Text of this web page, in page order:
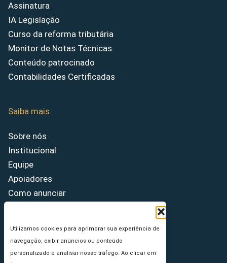
Utilizamos cookies para aprimorar sua experiência de
navegação, exibir anúncios ou conteúdo
personalizado e analisar nosso tráfego. Ao clicar em
Assinatura
IA Legislação
Curso da reforma tributária
Monitor de Notas Técnicas
Conteúdo patrocinado
Contabilidades Certificadas
Saiba mais
Sobre nós
Institucional
Equipe
Apoiadores
Como anunciar
Princípios Editoriais